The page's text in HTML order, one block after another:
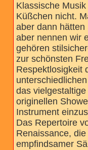
Klassische
Küßchen nicht.
aber dann
aber nennen wir
gehören
zur schönsten
Respektlosigkeit
das
originellen
Instrument
Das Repertoire
Renaissance,
empfindsamer